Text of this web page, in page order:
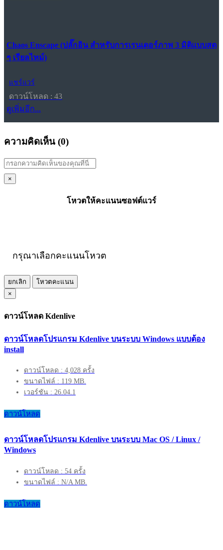
Chaos Enscape (ปลั๊กอิน สำหรับการเรนเดอร์ภาพ 3 มิติแบบสด
ๆ เรียลไทม์)
แชร์แวร์
ดาวน์โหลด : 43
ดูเพิ่มอีก...
ความคิดเห็น (0)
×
โหวตให้คะแนนซอฟต์แวร์
กรุณาเลือกคะแนนโหวต
ยกเลิก
โหวตคะแนน
×
ดาวน์โหลด Kdenlive
ดาวน์โหลดโปรแกรม Kdenlive บนระบบ Windows แบบต้อง
install
ดาวน์โหลด : 4,028 ครั้ง
ขนาดไฟล์ : 119 MB.
เวอร์ชัน : 26.04.1
ดาวน์โหลด
ดาวน์โหลดโปรแกรม Kdenlive บนระบบ Mac OS / Linux /
Windows
ดาวน์โหลด : 54 ครั้ง
ขนาดไฟล์ : N/A MB.
ดาวน์โหลด